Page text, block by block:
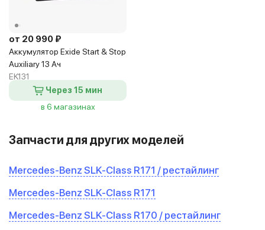
от 20 990 ₽
Аккумулятор Exide Start & Stop
Auxiliary 13 Ач
EK131
Через 15 мин
в 6 магазинах
Запчасти для других моделей
Mercedes-Benz SLK-Class R171 / рестайлинг
Mercedes-Benz SLK-Class R171
Mercedes-Benz SLK-Class R170 / рестайлинг